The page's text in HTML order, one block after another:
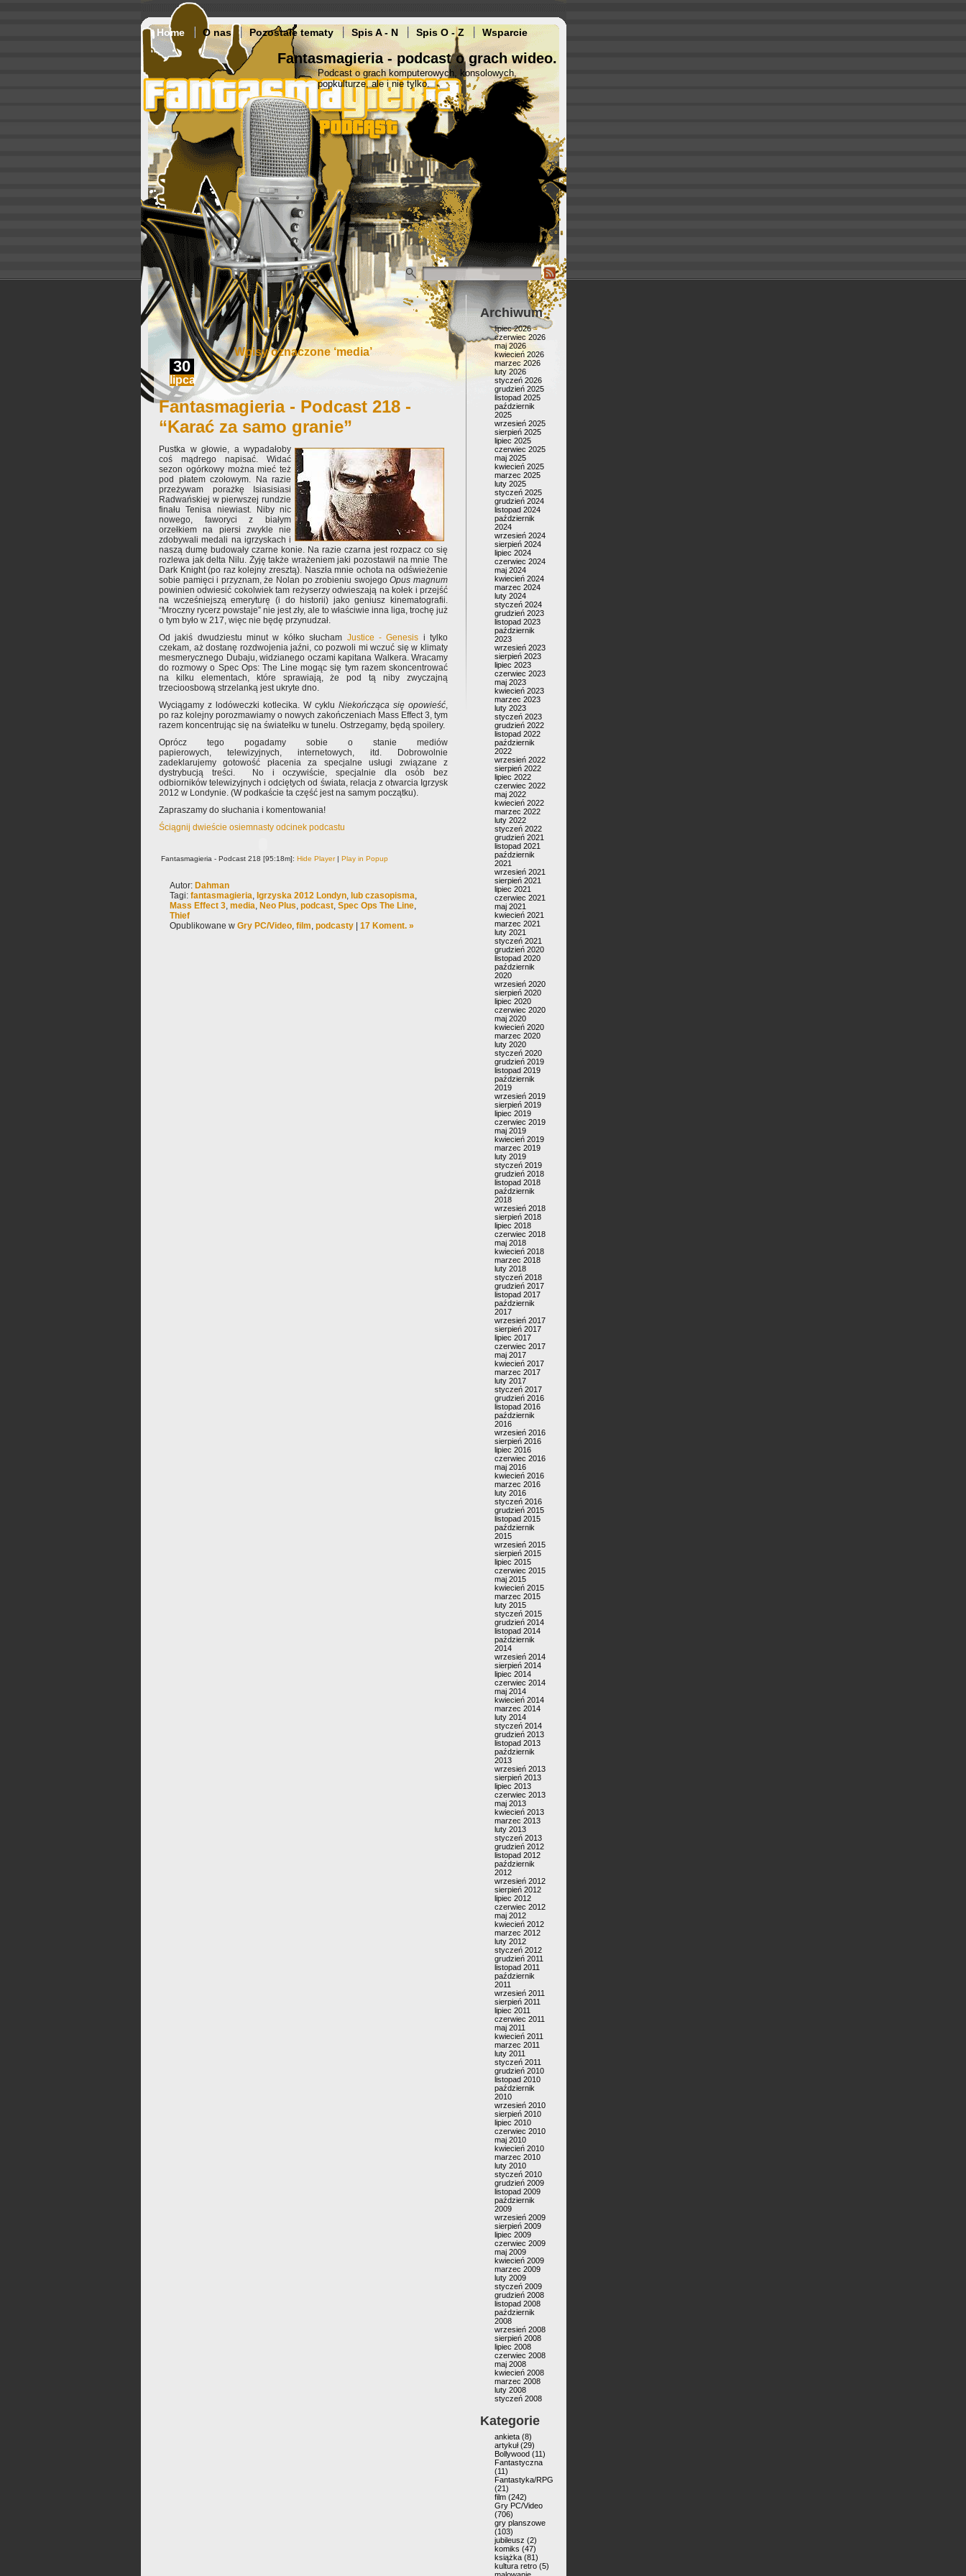
Home O nas Pozostałe tematy Spis A - N Spis O - Z Wsparcie
Fantasmagieria - podcast o grach wideo.
Podcast o grach komputerowych, konsolowych,
popkulturze, ale i nie tylko.
Wpisy oznaczone ‘media’
30
lipca
Fantasmagieria - Podcast 218 -
“Karać za samo granie”
Pustka w głowie, a wypadałoby
coś mądrego napisać. Widać
sezon ogórkowy można mieć też
pod płatem czołowym. Na razie
przeżywam porażkę Isiasisiasi
Radwańskiej w pierwszej rundzie
finału Tenisa niewiast. Niby nic
nowego, faworyci z białym
orzełkiem na piersi zwykle nie
zdobywali medali na igrzyskach i
naszą dumę budowały czarne konie. Na razie czarna jest rozpacz co się
rozlewa jak delta Nilu. Żyję także wrażeniem jaki pozostawił na mnie The
Dark Knight (po raz kolejny zresztą). Naszła mnie ochota na odświeżenie
sobie pamięci i przyznam, że Nolan po zrobieniu swojegoOpus magnum
powinien odwiesić cokolwiek tam reżyserzy odwieszają na kołek i przejść
na wcześniejszą emeryturę (i do historii) jako geniusz kinematografii.
“Mroczny rycerz powstaje” nie jest zły, ale to właściwie inna liga, trochę już
o tym było w 217, więc nie będę przynudzał.
Od jakiś dwudziestu minut w kółko słucham Justice - Genesis i tylko
czekam, aż dostanę rozdwojenia jaźni, co pozwoli mi wczuć się w klimaty
mesmerycznego Dubaju, widzianego oczami kapitana Walkera. Wracamy
do rozmowy o Spec Ops: The Line mogąc się tym razem skoncentrować
na kilku elementach, które sprawiają, że pod tą niby zwyczajną
trzecioosbową strzelanką jest ukryte dno.
Wyciągamy z lodóweczki kotlecika. W cyklu Niekończąca się opowieść,
po raz kolejny porozmawiamy o nowych zakończeniach Mass Effect 3, tym
razem koncentrując się na światełku w tunelu. Ostrzegamy, będą spoilery.
Oprócz tego pogadamy sobie o stanie mediów
papierowych, telewizyjnych, internetowych, itd. Dobrowolnie
zadeklarujemy gotowość płacenia za specjalne usługi związane z
dystrybucją treści. No i oczywiście, specjalnie dla osób bez
odbiorników telewizyjnych i odciętych od świata, relacja z otwarcia Igrzysk
2012 w Londynie. (W podkaście ta część jest na samym początku).
Zapraszamy do słuchania i komentowania!
Ściągnij dwieście osiemnasty odcinek podcastu
Fantasmagieria - Podcast 218 [95:18m]: Hide Player| Play in Popup
Autor: Dahman
Tagi: fantasmagieria, Igrzyska 2012 Londyn, lub czasopisma,
Mass Effect 3, media, Neo Plus, podcast, Spec Ops The Line,
Thief
Opublikowane w Gry PC/Video, film, podcasty 17 Koment. »
Archiwum
lipiec 2026
czerwiec 2026
maj 2026
kwiecień 2026
marzec 2026
luty 2026
styczeń 2026
grudzień 2025
listopad 2025
październik
2025
wrzesień 2025
sierpień 2025
lipiec 2025
czerwiec 2025
maj 2025
kwiecień 2025
marzec 2025
luty 2025
styczeń 2025
grudzień 2024
listopad 2024
październik
2024
wrzesień 2024
sierpień 2024
lipiec 2024
czerwiec 2024
maj 2024
kwiecień 2024
marzec 2024
luty 2024
styczeń 2024
grudzień 2023
listopad 2023
październik
2023
wrzesień 2023
sierpień 2023
lipiec 2023
czerwiec 2023
maj 2023
kwiecień 2023
marzec 2023
luty 2023
styczeń 2023
grudzień 2022
listopad 2022
październik
2022
wrzesień 2022
sierpień 2022
lipiec 2022
czerwiec 2022
maj 2022
kwiecień 2022
marzec 2022
luty 2022
styczeń 2022
grudzień 2021
listopad 2021
październik
2021
wrzesień 2021
sierpień 2021
lipiec 2021
czerwiec 2021
maj 2021
kwiecień 2021
marzec 2021
luty 2021
styczeń 2021
grudzień 2020
listopad 2020
październik
2020
wrzesień 2020
sierpień 2020
lipiec 2020
czerwiec 2020
maj 2020
kwiecień 2020
marzec 2020
luty 2020
styczeń 2020
grudzień 2019
listopad 2019
październik
2019
wrzesień 2019
sierpień 2019
lipiec 2019
czerwiec 2019
maj 2019
kwiecień 2019
marzec 2019
luty 2019
styczeń 2019
grudzień 2018
listopad 2018
październik
2018
wrzesień 2018
sierpień 2018
lipiec 2018
czerwiec 2018
maj 2018
kwiecień 2018
marzec 2018
luty 2018
styczeń 2018
grudzień 2017
listopad 2017
październik
2017
wrzesień 2017
sierpień 2017
lipiec 2017
czerwiec 2017
maj 2017
kwiecień 2017
marzec 2017
luty 2017
styczeń 2017
grudzień 2016
listopad 2016
październik
2016
wrzesień 2016
sierpień 2016
lipiec 2016
czerwiec 2016
maj 2016
kwiecień 2016
marzec 2016
luty 2016
styczeń 2016
grudzień 2015
listopad 2015
październik
2015
wrzesień 2015
sierpień 2015
lipiec 2015
czerwiec 2015
maj 2015
kwiecień 2015
marzec 2015
luty 2015
styczeń 2015
grudzień 2014
listopad 2014
październik
2014
wrzesień 2014
sierpień 2014
lipiec 2014
czerwiec 2014
maj 2014
kwiecień 2014
marzec 2014
luty 2014
styczeń 2014
grudzień 2013
listopad 2013
październik
2013
wrzesień 2013
sierpień 2013
lipiec 2013
czerwiec 2013
maj 2013
kwiecień 2013
marzec 2013
luty 2013
styczeń 2013
grudzień 2012
listopad 2012
październik
2012
wrzesień 2012
sierpień 2012
lipiec 2012
czerwiec 2012
maj 2012
kwiecień 2012
marzec 2012
luty 2012
styczeń 2012
grudzień 2011
listopad 2011
październik
2011
wrzesień 2011
sierpień 2011
lipiec 2011
czerwiec 2011
maj 2011
kwiecień 2011
marzec 2011
luty 2011
styczeń 2011
grudzień 2010
listopad 2010
październik
2010
wrzesień 2010
sierpień 2010
lipiec 2010
czerwiec 2010
maj 2010
kwiecień 2010
marzec 2010
luty 2010
styczeń 2010
grudzień 2009
listopad 2009
październik
2009
wrzesień 2009
sierpień 2009
lipiec 2009
czerwiec 2009
maj 2009
kwiecień 2009
marzec 2009
luty 2009
styczeń 2009
grudzień 2008
listopad 2008
październik
2008
wrzesień 2008
sierpień 2008
lipiec 2008
czerwiec 2008
maj 2008
kwiecień 2008
marzec 2008
luty 2008
styczeń 2008
Kategorie
ankieta (8)
artykuł(29)
Bollywood (11)
Fantastyczna
(11)
Fantastyka/RPG
(21)
film (242)
Gry PC/Video
(706)
gry planszowe
(103)
jubileusz (2)
komiks (47)
książka (81)
kultura retro (5)